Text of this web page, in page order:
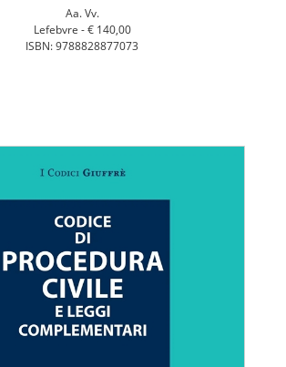
Aa. Vv.
Lefebvre -€ 140,00
ISBN: 9788828877073